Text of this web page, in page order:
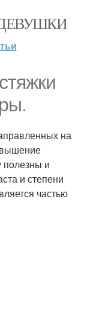
ДЕВУШКИ
на
полезны и
и степени
частью